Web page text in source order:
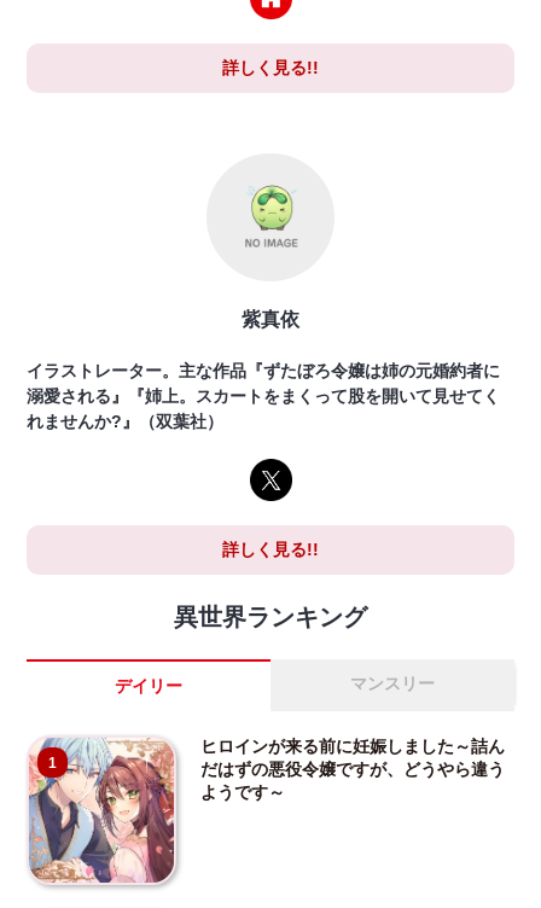
詳しく見る!!
紫真依
イラストレーター。主な作品『ずたぼろ令嬢は姉の元婚約者に
溺愛される』『姉上。スカートをまくって股を開いて見せてく
れませんか?』（双葉社）
詳しく見る!!
異世界ランキング
デイリー マンスリー
1
ヒロインが来る前に妊娠しました～詰ん
だはずの悪役令嬢ですが、どうやら違う
ようです～